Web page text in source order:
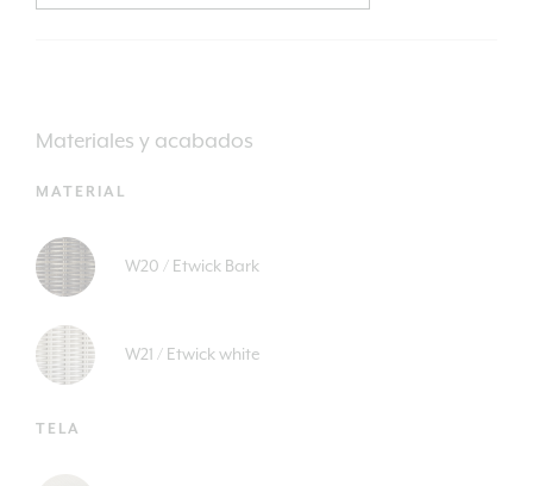
Materiales y acabados
MATERIAL
W20 / Etwick Bark
W21 / Etwick white
TELA